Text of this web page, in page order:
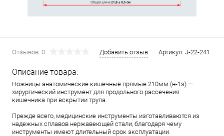
Отзывов: 0 Добавить отзыв Артикул: J-22-241
Описание товара:
Ножницы анатомические кишечные прямые 210мм (н-1s) —
хирургический инструмент для продольного рассечения
кишечника при вскрытии трупа.
Прежде всего, медицинские инструменты изготавливаются из
надежных сплавов нержавеющей стали, благодаря чему
инструменты имеют длительный срок эксплуатации.